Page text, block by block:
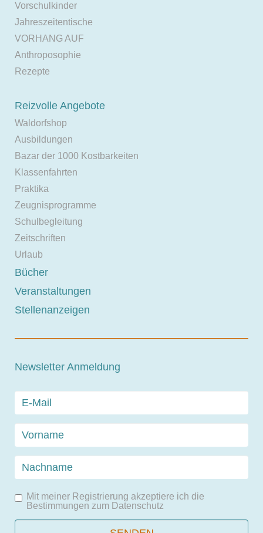
Vorschulkinder
Jahreszeitentische
VORHANG AUF
Anthroposophie
Rezepte
Reizvolle Angebote
Waldorfshop
Ausbildungen
Bazar der 1000 Kostbarkeiten
Klassenfahrten
Praktika
Zeugnisprogramme
Schulbegleitung
Zeitschriften
Urlaub
Bücher
Veranstaltungen
Stellenanzeigen
Newsletter Anmeldung
Mit meiner Registrierung akzeptiere ich die
Bestimmungen zum Datenschutz